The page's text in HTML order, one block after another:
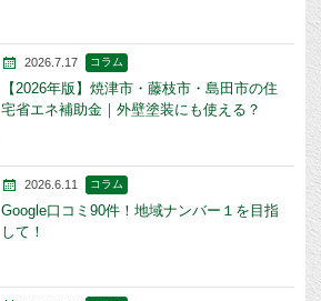
2026.7.17 コラム
【2026年版】焼津市・藤枝市・島田市の住
宅省エネ補助金｜外壁塗装にも使える？
2026.6.11 コラム
Google口コミ90件！地域ナンバー１を目指
して！